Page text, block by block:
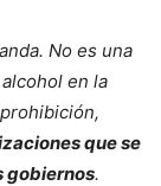
No es una
en la
que se
gobiernos.